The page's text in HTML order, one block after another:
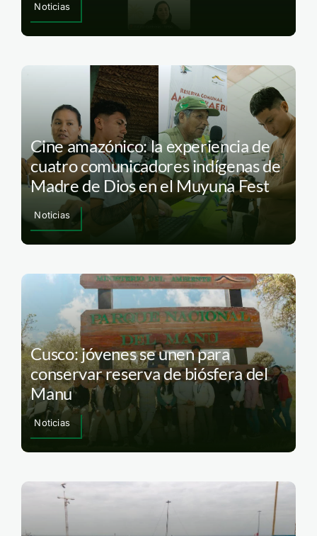
Noticias
Cine amazónico: la experiencia de
cuatro comunicadores indígenas de
Madre de Dios en el Muyuna Fest
Noticias
Cusco: jóvenes se unen para
conservar reserva de biósfera del
Manu
Noticias